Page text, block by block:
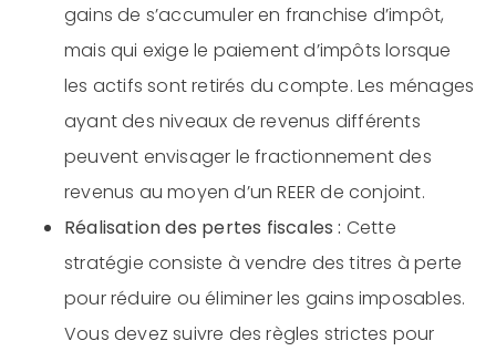
gains de s’accumuler en franchise d’impôt,
mais qui exige le paiement d’impôts lorsque
les actifs sont retirés du compte. Les ménages
ayant des niveaux de revenus différents
peuvent envisager le fractionnement des
revenus au moyen d’un REER de conjoint.
Réalisation des pertes fiscales : Cette
stratégie consiste à vendre des titres à perte
pour réduire ou éliminer les gains imposables.
Vous devez suivre des règles strictes pour